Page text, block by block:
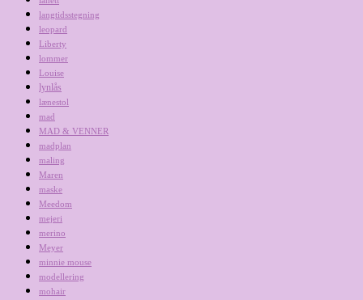
langtidsstegning
leopard
Liberty
lommer
Louise
lynlås
lænestol
mad
MAD & VENNER
madplan
maling
Maren
maske
Meedom
mejeri
merino
Meyer
minnie mouse
modellering
mohair